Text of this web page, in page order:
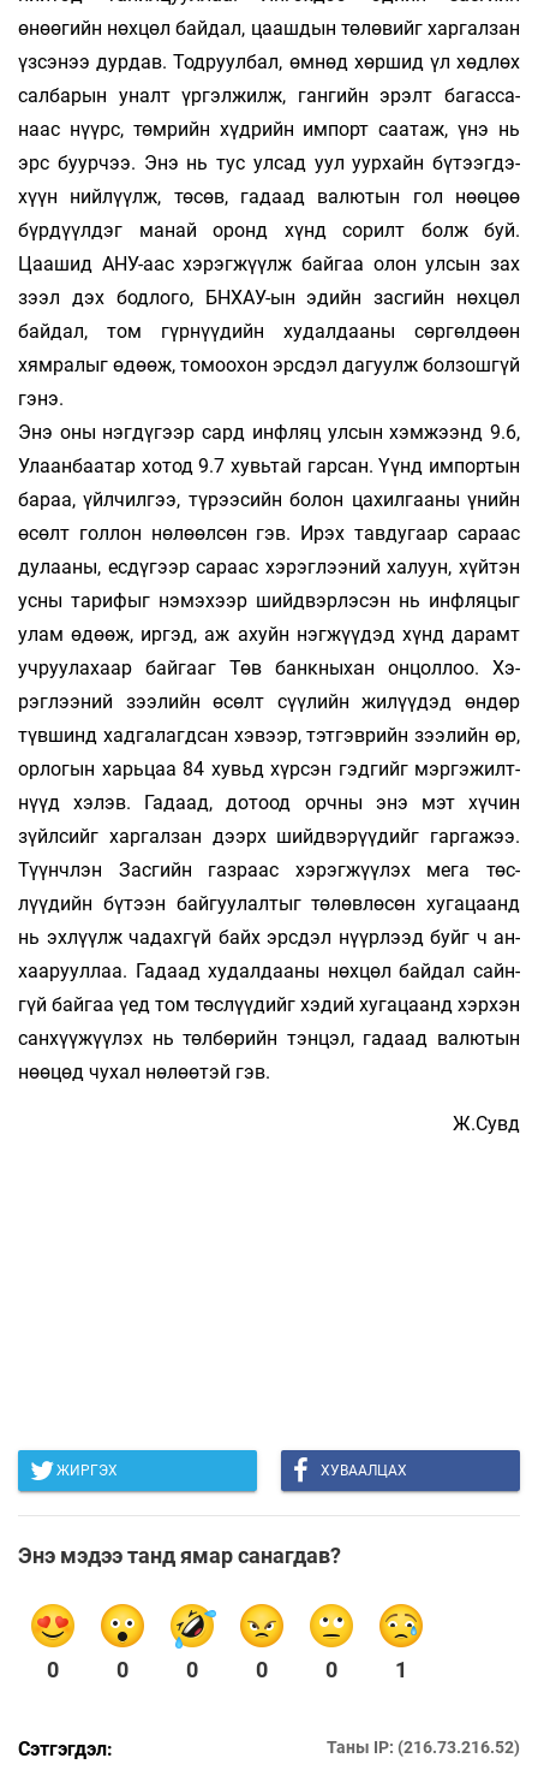
өнөөгийн нөхцөл бай­­­­­­­дал, цааш­дын төлөвийг харгалзан
үзсэ­нээ дур­­­­­­­­­­дав. Тод­­­­­­­­­руул­­бал, өмнөд хөршид үл хөдлөх
сал­­­­­­­­ба­­­­­­­­рын уналт үр­­гэлжилж, гангийн эрэлт ба­гас­­­­­­­­са­­­­­­­­­­­
наас нүүрс, төм­­рийн хүдрийн импорт саа­­таж, үнэ нь
эрс буур­­­­­чээ. Энэ нь тус улсад уул уур­­­­­­хайн бү­­­­­­­­тээг­­­­­­­­­­­дэ­­
хүүн нийлүүлж, төсөв, га­­­­­даад валю­­тын гол нөө­­­­­­­цөө
бүрдүүлдэг манай оронд хүнд со­­­­­­­рилт болж буй.
Цаашид АНУ-аас хэрэг­­­­­жүүлж бай­­­­­­­­гаа олон ул­­сын зах
зээл дэх бодлого, БНХАУ-ын эдийн зас­­­гийн нөхцөл
байдал, том гүр­­­­нүү­­­­­­­дийн ху­­­­­­­дал­­­дааны сөргөлдөөн
хямралыг өдөөж, то­­­­­моо­­­­­хон эрс­­­дэл дагуулж болзошгүй
гэнэ.
Энэ оны нэгдүгээр сард инфляц улсын хэм­­­­жээнд 9.6,
Улаанбаатар хотод 9.7 хувьтай гар­­­­­­­­­сан. Үүнд импортын
бараа, үйлчилгээ, тү­­рээ­­­­­­­сийн бо­лон цахилгааны үнийн
өсөлт гол­­­лон нө­­­лөөл­сөн гэв. Ирэх тавдугаар сараас
ду­­лааны, есдү­гээр сараас хэрэглээний халуун, хүй­­­­­­­тэн
усны та­­­рифыг нэмэхээр шийдвэрлэсэн нь инфля­цыг
улам өдөөж, иргэд, аж ахуйн нэг­­жүү­­­­­­дэд хүнд да­­­рамт
уч­­руулахаар байгааг Төв банкны­хан он­цоллоо. Хэ­­
рэглээний зээлийн өсөлт сүүлийн жи­­­­лүү­­дэд өн­­дөр
түвшинд хад­­га­­лагдсан хэвээр, тэт­­­гэврийн зээлийн өр,
ор­­логын харьцаа 84 хувьд хүрсэн гэдгийг мэр­­гэ­­­­жилт­­
нүүд хэлэв. Га­даад, дотоод орчны энэ мэт хүчин
зүйлсийг хар­гал­­зан дээрх шийд­вэ­­­рүү­­дийг гаргажээ.
Түүнч­лэн Зас­­­­­­­гийн газ­­­раас хэ­­­­рэг­­­жүүлэх мега төс­­­­
лүүдийн бү­тээн байгуу­­лал­­тыг төлөвлөсөн ху­­­­га­­цаанд
нь эх­­лүүлж ча­­дах­­­­гүй байх эрсдэл нүүрлээд буйг ч ан­­­­­­
хаа­­руул­­лаа. Гадаад худал­­­­­дааны нөхцөл бай­­дал сайн­­
гүй бай­­­гаа үед том төслүүдийг хэдий хуга­­­цаанд хэр­хэн
санхүүжүүлэх нь төлбөрийн тэн­­­­­цэл, га­­­­даад валютын
нөөцөд чухал нөлөөтэй гэв.
Ж.Сувд
ЖИРГЭХ ХУВААЛЦАХ
Энэ мэдээ танд ямар санагдав?
0 0 0 0 0 1
Сэтгэгдэл: Таны IP: (216.73.216.52)